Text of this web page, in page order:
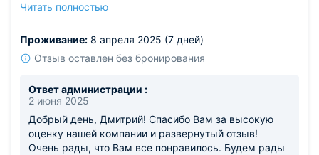
Внутренний дворик просто создан для вечерних
тонах, освещение мягкое. Прекрасный вариант для
выходных.
везде очевидны.
Читать полностью
Проживание: 8 апреля 2025 (7 дней)
Отзыв оставлен без бронирования
Ответ администрации :
2 июня 2025
Добрый день, Дмитрий! Спасибо Вам за высокую
оценку нашей компании и развернутый отзыв!
Очень рады, что Вам все понравилось. Будем рады